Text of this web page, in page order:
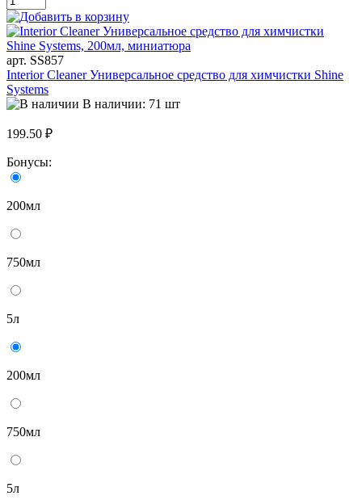
арт. SS857
Interior Cleaner Универсальное средство для химчистки Shine
Systems
В наличии: 71 шт
199.50 ₽
Бонусы:
200мл
750мл
5л
200мл
750мл
5л